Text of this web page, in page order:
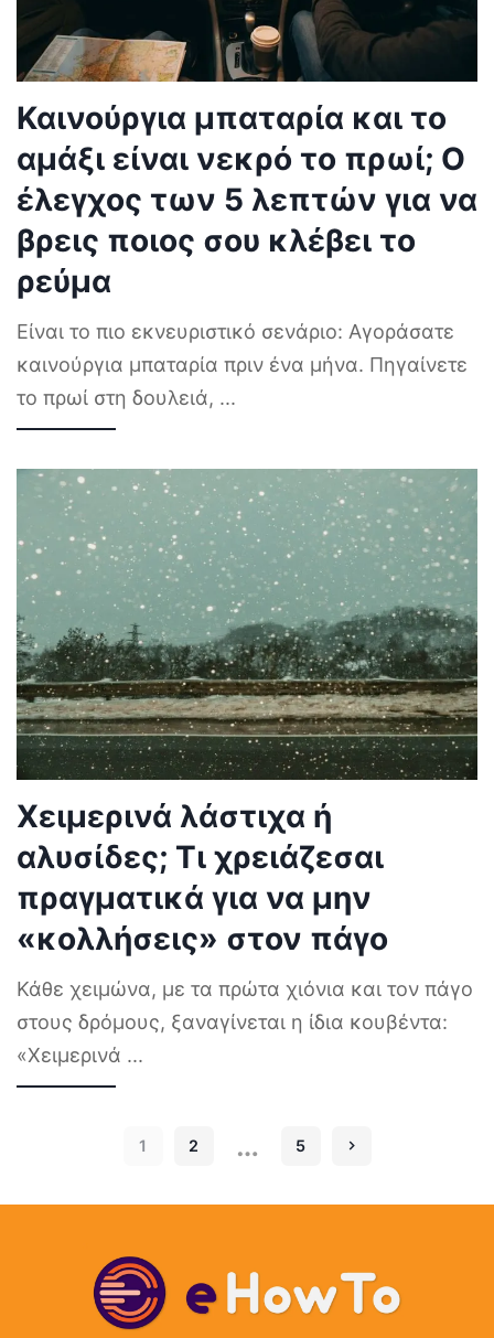
Καινούργια μπαταρία και το
αμάξι είναι νεκρό το πρωί; Ο
έλεγχος των 5 λεπτών για να
βρεις ποιος σου κλέβει το
ρεύμα
Είναι το πιο εκνευριστικό σενάριο: Αγοράσατε
καινούργια μπαταρία πριν ένα μήνα. Πηγαίνετε
το πρωί στη δουλειά, ...
Χειμερινά λάστιχα ή
αλυσίδες; Τι χρειάζεσαι
πραγματικά για να μην
«κολλήσεις» στον πάγο
Κάθε χειμώνα, με τα πρώτα χιόνια και τον πάγο
στους δρόμους, ξαναγίνεται η ίδια κουβέντα:
«Χειμερινά ...
1 2 … 5